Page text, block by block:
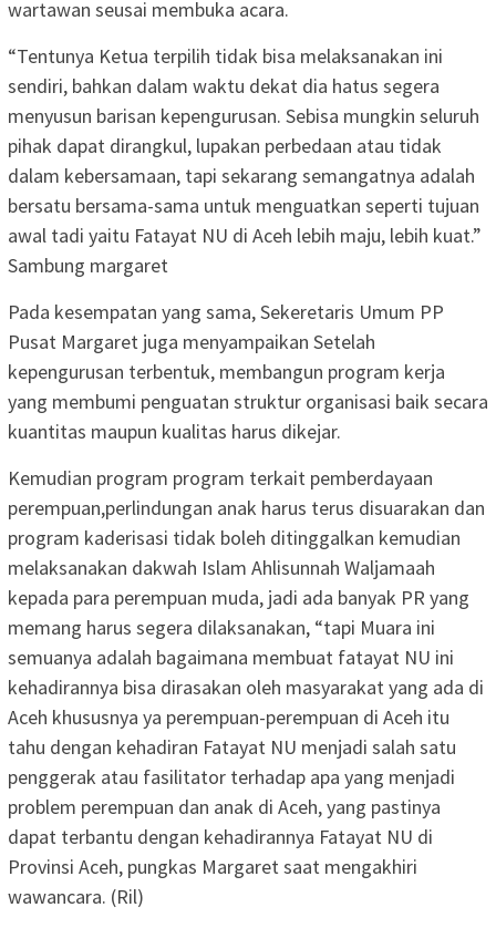
wartawan seusai membuka acara.
“Tentunya Ketua terpilih tidak bisa melaksanakan ini
sendiri, bahkan dalam waktu dekat dia hatus segera
menyusun barisan kepengurusan. Sebisa mungkin seluruh
pihak dapat dirangkul, lupakan perbedaan atau tidak
dalam kebersamaan, tapi sekarang semangatnya adalah
bersatu bersama-sama untuk menguatkan seperti tujuan
awal tadi yaitu Fatayat NU di Aceh lebih maju, lebih kuat.”
Sambung margaret
Pada kesempatan yang sama, Sekeretaris Umum PP
Pusat Margaret juga menyampaikan Setelah
kepengurusan terbentuk, membangun program kerja
yang membumi penguatan struktur organisasi baik secara
kuantitas maupun kualitas harus dikejar.
Kemudian program program terkait pemberdayaan
perempuan,perlindungan anak harus terus disuarakan dan
program kaderisasi tidak boleh ditinggalkan kemudian
melaksanakan dakwah Islam Ahlisunnah Waljamaah
kepada para perempuan muda, jadi ada banyak PR yang
memang harus segera dilaksanakan, “tapi Muara ini
semuanya adalah bagaimana membuat fatayat NU ini
kehadirannya bisa dirasakan oleh masyarakat yang ada di
Aceh khususnya ya perempuan-perempuan di Aceh itu
tahu dengan kehadiran Fatayat NU menjadi salah satu
penggerak atau fasilitator terhadap apa yang menjadi
problem perempuan dan anak di Aceh, yang pastinya
dapat terbantu dengan kehadirannya Fatayat NU di
Provinsi Aceh, pungkas Margaret saat mengakhiri
wawancara. (Ril)